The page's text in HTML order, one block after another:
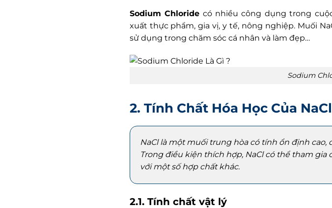
Sodium Chloride có nhiều công dụng trong
xuất thực phẩm, gia vị, y tế, nông nghiệp. Muối
sử dụng trong chăm sóc cá nhân và làm đẹp…
Sodium
2. Tính Chất Hóa Học Của NaCl
NaCl là một muối trung hòa có tính ổn định cao,
Trong điều kiện thích hợp, NaCl có thể tham
với một số hợp chất khác.
2.1. Tính chất vật lý